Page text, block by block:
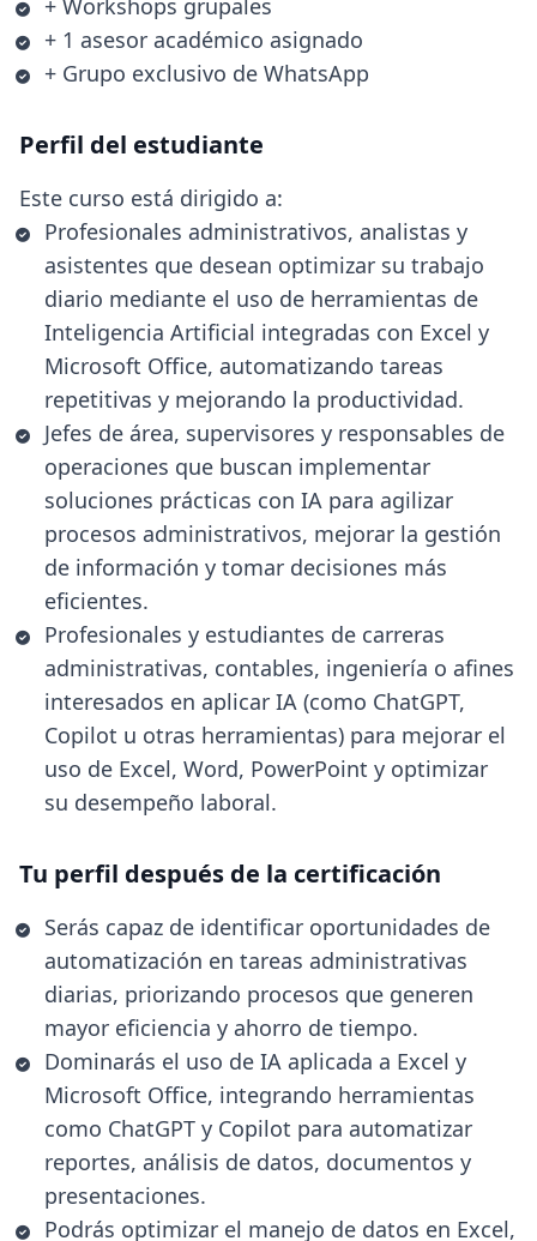
+ Workshops grupales
+ 1 asesor académico asignado
+ Grupo exclusivo de WhatsApp
Perfil del estudiante
Este curso está dirigido a:
Profesionales administrativos, analistas y
asistentes que desean optimizar su trabajo
diario mediante el uso de herramientas de
Inteligencia Artificial integradas con Excel y
Microsoft Office, automatizando tareas
repetitivas y mejorando la productividad.
Jefes de área, supervisores y responsables de
operaciones que buscan implementar
soluciones prácticas con IA para agilizar
procesos administrativos, mejorar la gestión
de información y tomar decisiones más
eficientes.
Profesionales y estudiantes de carreras
administrativas, contables, ingeniería o afines
interesados en aplicar IA (como ChatGPT,
Copilot u otras herramientas) para mejorar el
uso de Excel, Word, PowerPoint y optimizar
su desempeño laboral.
Tu perfil después de la certificación
Serás capaz de identificar oportunidades de
automatización en tareas administrativas
diarias, priorizando procesos que generen
mayor eficiencia y ahorro de tiempo.
Dominarás el uso de IA aplicada a Excel y
Microsoft Office, integrando herramientas
como ChatGPT y Copilot para automatizar
reportes, análisis de datos, documentos y
presentaciones.
Podrás optimizar el manejo de datos en Excel,